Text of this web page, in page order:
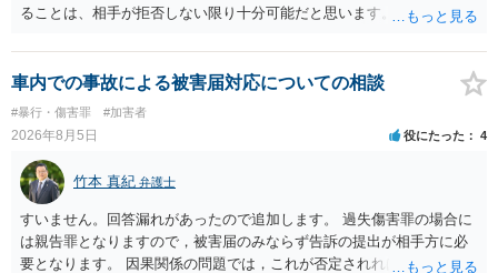
ることは、相手が拒否しない限り十分可能だと思います。 見積を出し
か）、弁護士に法律相談において助言をもらえば足りるでしょう。
車内での事故による被害届対応についての相談
#暴行・傷害罪 #加害者
2026年8月5日 役にたった 4
竹本 真紀 弁護士
すいません。回答漏れがあったので追加します。 過失傷害罪の場合に
は親告罪となりますので，被害届のみならず告訴の提出が相手方に必
要となります。 因果関係の問題では，これが否定されれば ①刑事的に